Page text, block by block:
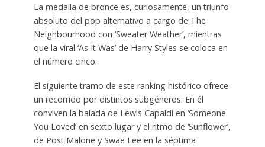
La medalla de bronce es, curiosamente, un triunfo
absoluto del pop alternativo a cargo de The
Neighbourhood con ‘Sweater Weather’, mientras
que la viral ‘As It Was’ de Harry Styles se coloca en
el número cinco.
El siguiente tramo de este ranking histórico ofrece
un recorrido por distintos subgéneros. En él
conviven la balada de Lewis Capaldi en ‘Someone
You Loved’ en sexto lugar y el ritmo de ‘Sunflower’,
de Post Malone y Swae Lee en la séptima